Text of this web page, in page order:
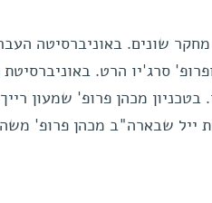
שונים. באוניברסיטה
סרג'יו הרט.
בטכניון מכהן פרופ' שמעון
ייל שבארה"ב מכהן פרופ'